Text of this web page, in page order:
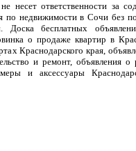
несет ответственности за
по недвижимости в Сочи без
Доска бесплатных
о продаже квартир в
Краснодарского края,
и ремонт, объявления
и аксессуары